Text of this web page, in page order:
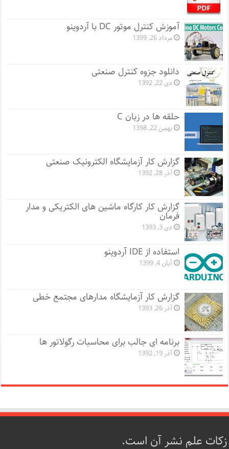
آموزش کنترل موتور DC با آردوینو
مرداد 26, 1399
دانلود جزوه کنترل صنعتی
دی 22, 1392
حلقه ها در زبان C
بهمن 22, 1398
گزارش کار آزمایشگاه الکترونیک صنعتی
آذر 28, 1392
گزارش کار کارگاه ماشین های الکتریکی و مدار
فرمان
دی 3, 1393
استفاده از IDE آردوینو
آبان 4, 1399
گزارش کار آزمایشگاه مدارهای مجتمع خطی
آذر 26, 1393
برنامه ای جالب برای محاسبات رگولاتور ها
آذر 19, 1392
زکات علم نشر آن است.